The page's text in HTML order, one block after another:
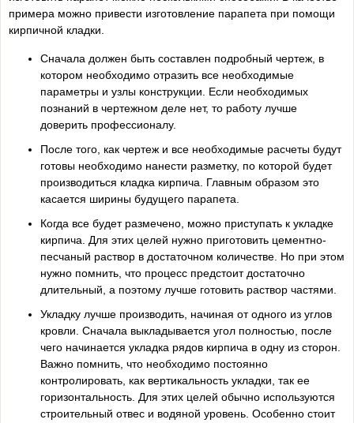
примера можно привести изготовление парапета при помощи
кирпичной кладки.
Сначала должен быть составлен подробный чертеж, в
котором необходимо отразить все необходимые
параметры и узлы конструкции. Если необходимых
познаний в чертежном деле нет, то работу лучше
доверить профессионалу.
После того, как чертеж и все необходимые расчеты будут
готовы необходимо нанести разметку, по которой будет
производиться кладка кирпича. Главным образом это
касается ширины будущего парапета.
Когда все будет размечено, можно приступать к укладке
кирпича. Для этих целей нужно приготовить цементно-
песчаный раствор в достаточном количестве. Но при этом
нужно помнить, что процесс предстоит достаточно
длительный, а поэтому лучше готовить раствор частями.
Укладку лучше производить, начиная от одного из углов
кровли. Сначала выкладывается угол полностью, после
чего начинается укладка рядов кирпича в одну из сторон.
Важно помнить, что необходимо постоянно
контролировать, как вертикальность укладки, так ее
горизонтальность. Для этих целей обычно используются
строительный отвес и водяной уровень. Особенно стоит